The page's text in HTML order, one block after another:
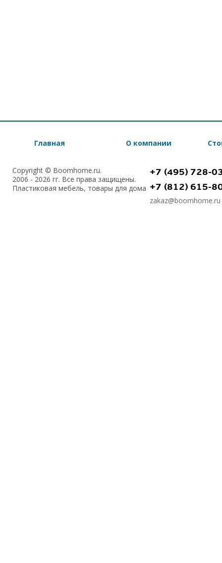
Главная О компании
Copyright © Boomhome.ru.
2006 - 2026 гг. Все права защищены.
Пластиковая мебель, товары для дома
+7 (495) 728-
+7 (812) 615-
zakaz@boomhome.ru